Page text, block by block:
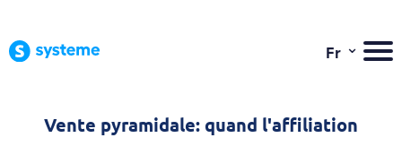
Fr ⌄
Vente pyramidale: quand l'affiliation